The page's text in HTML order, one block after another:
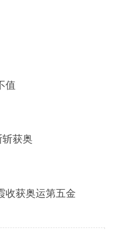
值
获奥
收获奥运第五金